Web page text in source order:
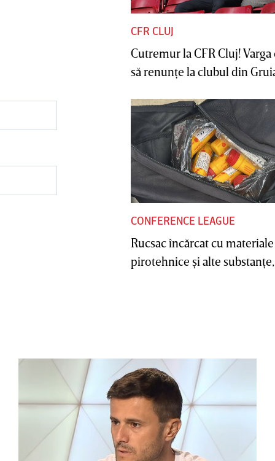
CFR CLUJ
Cutremur la CFR Cluj! Varga
să renunţe la clubul din
CONFERENCE LEAGUE
Rucsac încărcat cu materiale
pirotehnice şi alte substanţe,